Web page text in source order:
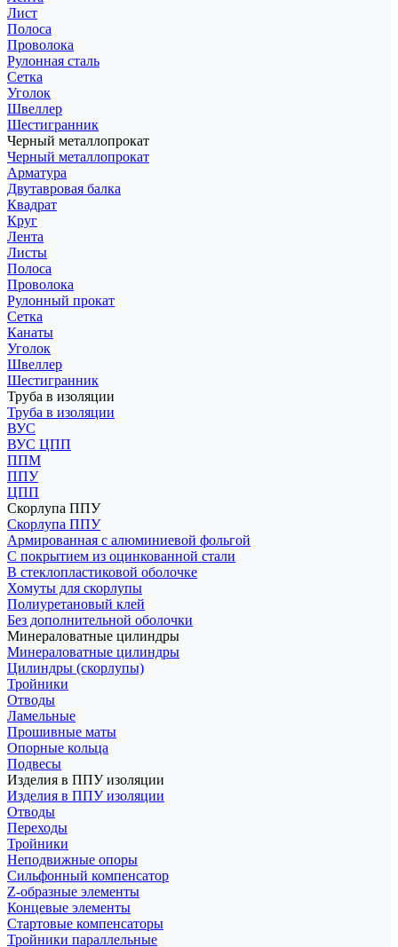
Лист
Полоса
Проволока
Рулонная сталь
Сетка
Уголок
Швеллер
Шестигранник
Черный металлопрокат
Черный металлопрокат
Арматура
Двутавровая балка
Квадрат
Круг
Лента
Листы
Полоса
Проволока
Рулонный прокат
Сетка
Канаты
Уголок
Швеллер
Шестигранник
Труба в изоляции
Труба в изоляции
ВУС
ВУС ЦПП
ППМ
ППУ
ЦПП
Скорлупа ППУ
Скорлупа ППУ
Армированная с алюминиевой фольгой
С покрытием из оцинкованной стали
В стеклопластиковой оболочке
Хомуты для скорлупы
Полиуретановый клей
Без дополнительной оболочки
Минераловатные цилиндры
Минераловатные цилиндры
Цилиндры (скорлупы)
Тройники
Отводы
Ламельные
Прошивные маты
Опорные кольца
Подвесы
Изделия в ППУ изоляции
Изделия в ППУ изоляции
Отводы
Переходы
Тройники
Неподвижные опоры
Cильфонный компенсатор
Z-образные элементы
Концевые элементы
Стартовые компенсаторы
Тройники параллельные